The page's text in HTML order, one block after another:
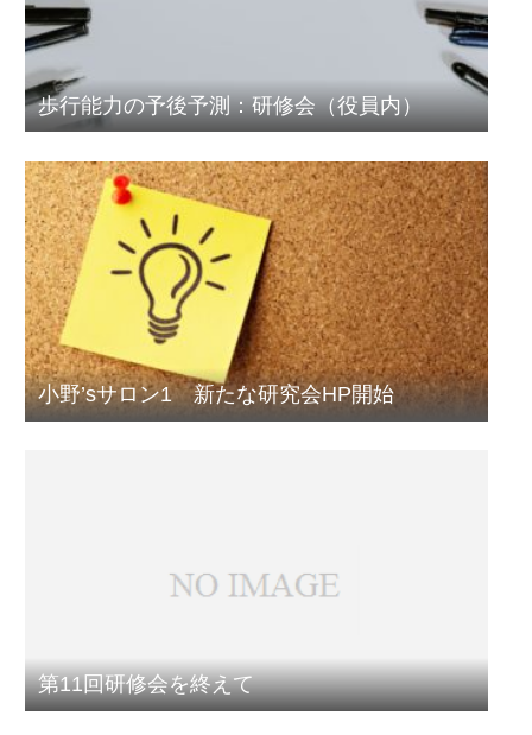
歩行能力の予後予測：研修会（役員内）
小野’sサロン1 新たな研究会HP開始
第11回研修会を終えて